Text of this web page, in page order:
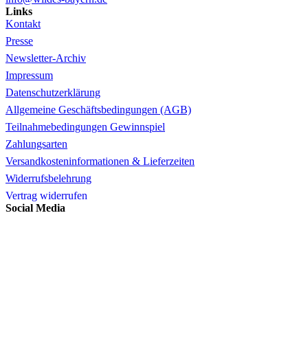
Links
Kontakt
Presse
Newsletter-Archiv
Impressum
Datenschutzerklärung
Allgemeine Geschäftsbedingungen (AGB)
Teilnahmebedingungen Gewinnspiel
Zahlungsarten
Versandkosteninformationen & Lieferzeiten
Widerrufsbelehrung
Vertrag widerrufen
Social Media